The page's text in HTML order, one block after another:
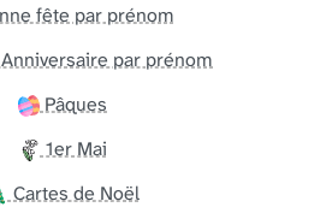
fête par prénom
par prénom
Pâques
1er Mai
Cartes de Noël